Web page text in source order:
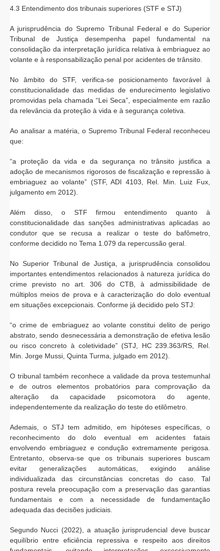
4.3 Entendimento dos tribunais superiores (STF e STJ)
A jurisprudência do Supremo Tribunal Federal e do Superior
Tribunal de Justiça desempenha papel fundamental na
consolidação da interpretação jurídica relativa à embriaguez ao
volante e à responsabilização penal por acidentes de trânsito.
No âmbito do STF, verifica-se posicionamento favorável à
constitucionalidade das medidas de endurecimento legislativo
promovidas pela chamada “Lei Seca”, especialmente em razão
da relevância da proteção à vida e à segurança coletiva.
Ao analisar a matéria, o Supremo Tribunal Federal reconheceu
que:
“a proteção da vida e da segurança no trânsito justifica a
adoção de mecanismos rigorosos de fiscalização e repressão à
embriaguez ao volante” (STF, ADI 4103, Rel. Min. Luiz Fux,
julgamento em 2012).
Além disso, o STF firmou entendimento quanto à
constitucionalidade das sanções administrativas aplicadas ao
condutor que se recusa a realizar o teste do bafômetro,
conforme decidido no Tema 1.079 da repercussão geral.
No Superior Tribunal de Justiça, a jurisprudência consolidou
importantes entendimentos relacionados à natureza jurídica do
crime previsto no art. 306 do CTB, à admissibilidade de
múltiplos meios de prova e à caracterização do dolo eventual
em situações excepcionais. Conforme já decidido pelo STJ:
“o crime de embriaguez ao volante constitui delito de perigo
abstrato, sendo desnecessária a demonstração de efetiva lesão
ou risco concreto à coletividade” (STJ, HC 239.363/RS, Rel.
Min. Jorge Mussi, Quinta Turma, julgado em 2012).
O tribunal também reconhece a validade da prova testemunhal
e de outros elementos probatórios para comprovação da
alteração da capacidade psicomotora do agente,
independentemente da realização do teste do etilômetro.
Ademais, o STJ tem admitido, em hipóteses específicas, o
reconhecimento do dolo eventual em acidentes fatais
envolvendo embriaguez e condução extremamente perigosa.
Entretanto, observa-se que os tribunais superiores buscam
evitar generalizações automáticas, exigindo análise
individualizada das circunstâncias concretas do caso. Tal
postura revela preocupação com a preservação das garantias
fundamentais e com a necessidade de fundamentação
adequada das decisões judiciais.
Segundo Nucci (2022), a atuação jurisprudencial deve buscar
equilíbrio entre eficiência repressiva e respeito aos direitos